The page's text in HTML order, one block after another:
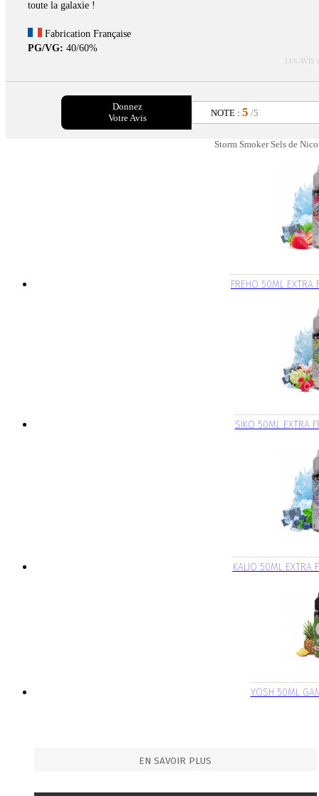
toute la galaxie !
Fabrication Française
PG/VG: 40/60%
LES AVIS
Donnez
Votre Avis
NOTE : 5 /5
Storm Smoker Sels de
FREHO 50ML
SIKO 50ML EXTRA
KALIO 50ML EXTRA
YOSH 50ML
EN SAVOIR PLUS